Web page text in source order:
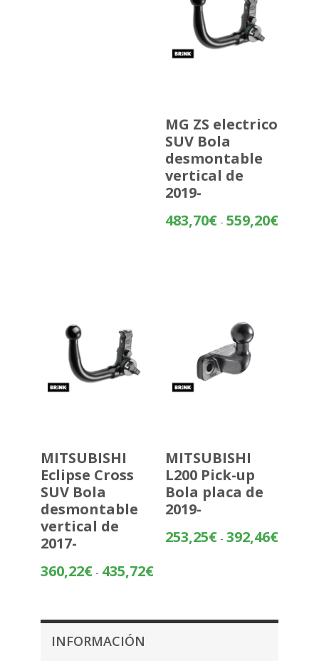
MG ZS electrico
SUV Bola
desmontable
vertical de
2019-
483,70€ - 559,20€Rango
MITSUBISHI
Eclipse Cross
SUV Bola
desmontable
vertical de
2017-
360,22€ - 435,72€Rango
MITSUBISHI
L200 Pick-up
Bola placa de
2019-
253,25€ - 392,46€Rango
INFORMACIÓN